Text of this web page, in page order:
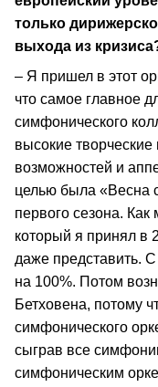
только
выхода из
– Я пришел в этот
что самое главное
симфонического
высокие
возможностей и
целью была «Весна
первого сезона.
который я принял в
даже представить.
на 100%. Потом
Бетховена, потому
симфонического
сыграв все
симфоническим